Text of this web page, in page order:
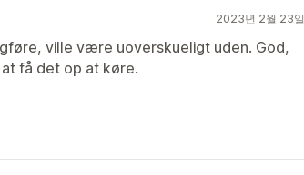
2023년 2월 23일
ville være uoverskueligt uden. God,
få det op at køre.